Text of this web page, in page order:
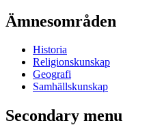
Ämnesområden
Historia
Religionskunskap
Geografi
Samhällskunskap
Secondary menu